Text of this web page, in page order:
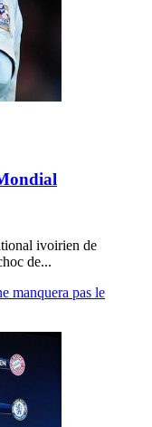
ivoirien de
de...
manquera pas le